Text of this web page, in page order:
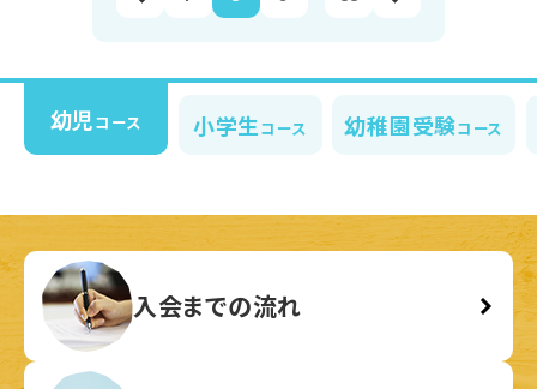
幼児コース 小学生コース 幼稚園受験コース
入会までの流れ